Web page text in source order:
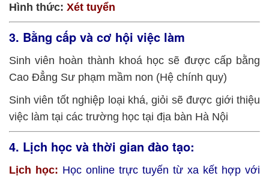
Hình thức: Xét tuyển
3. Bằng cấp và cơ hội việc làm
Sinh viên hoàn thành khoá học sẽ được cấp bằng
Cao Đẳng Sư phạm mầm non (Hệ chính quy)
Sinh viên tốt nghiệp loại khá, giỏi sẽ được giới thiệu
việc làm tại các trường học tại địa bàn Hà Nội
4. Lịch học và thời gian đào tạo:
Lịch học: Học online trực tuyến từ xa kết hợp với